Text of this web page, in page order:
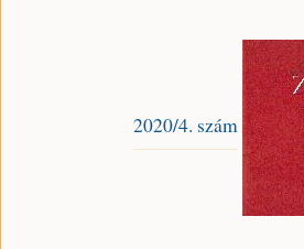
2020/4. szám